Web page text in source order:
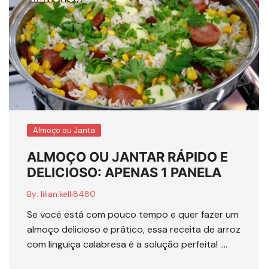
Almoço ou Janta
ALMOÇO OU JANTAR RÁPIDO E
DELICIOSO: APENAS 1 PANELA
By: lilian.kelli8480
Se você está com pouco tempo e quer fazer um
almoço delicioso e prático, essa receita de arroz
com linguiça calabresa é a solução perfeita! ….